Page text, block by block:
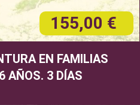
155,00 €
EN FAMILIAS
AÑOS. 3 DÍAS